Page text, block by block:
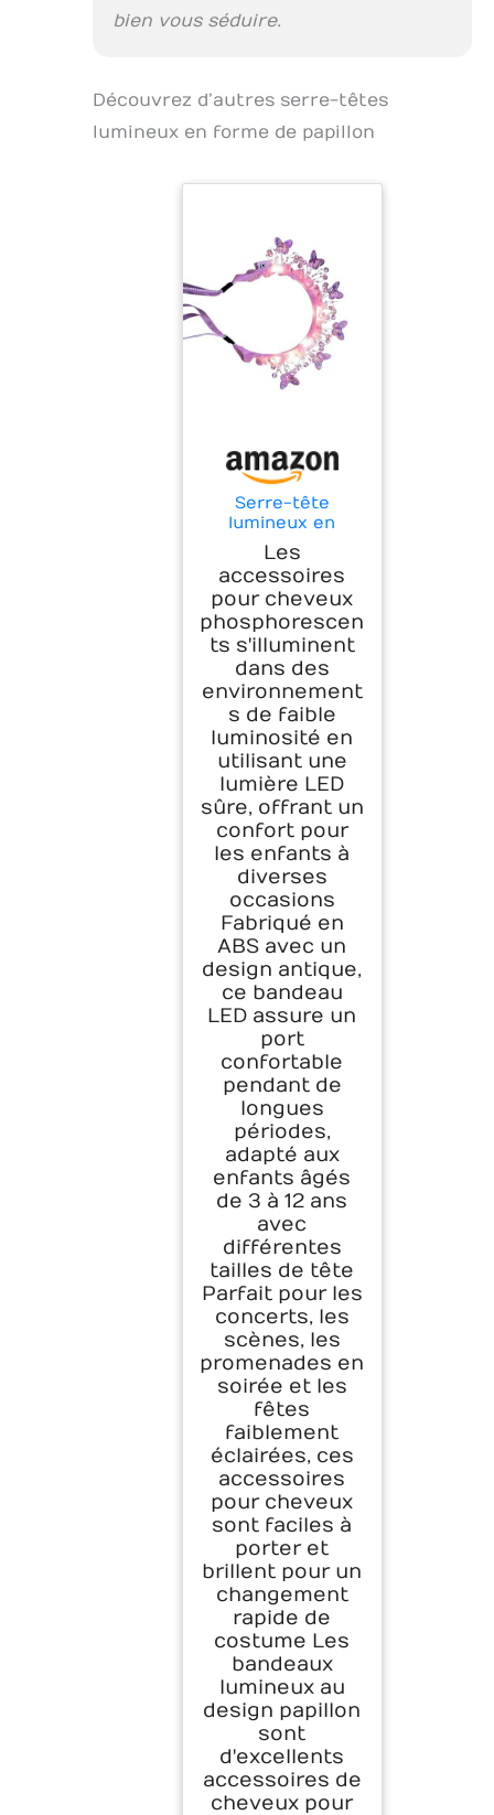
bien vous séduire.
Découvrez d’autres serre-têtes
lumineux en forme de papillon
Serre-tête
lumineux en
forme de papillon
pour enfants filles
- Pour fête sur le
thème des fêtes à
thème - Bandeau
à volants lumineux
pour étudiants,
école, événement
Les
accessoires
pour cheveux
phosphorescen
ts s'illuminent
dans des
environnement
s de faible
luminosité en
utilisant une
lumière LED
sûre, offrant un
confort pour
les enfants à
diverses
occasions
Fabriqué en
ABS avec un
design antique,
ce bandeau
LED assure un
port
confortable
pendant de
longues
périodes,
adapté aux
enfants âgés
de 3 à 12 ans
avec
différentes
tailles de tête
Parfait pour les
concerts, les
scènes, les
promenades en
soirée et les
fêtes
faiblement
éclairées, ces
accessoires
pour cheveux
sont faciles à
porter et
brillent pour un
changement
rapide de
costume Les
bandeaux
lumineux au
design papillon
sont
d'excellents
accessoires de
cheveux pour